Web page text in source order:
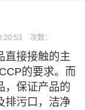
次数：
直接接触的主
的要求。而
，保证产品的
排污口，洁净